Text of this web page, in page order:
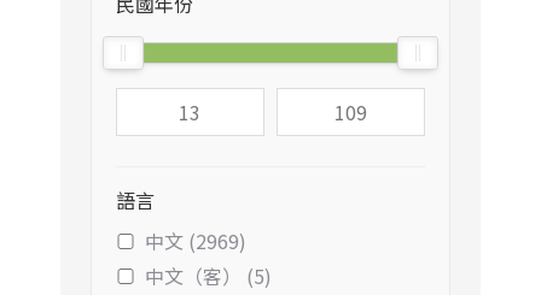
語言
中文 (2969)
中文（客） (5)